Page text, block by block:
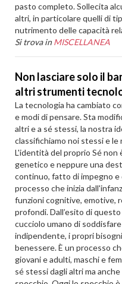
pasto completo. Sollecita
altri, in particolare quelli di
nutrimento delle capacità
Si trova in MISCELLANEA
Non lasciare solo il
altri strumenti
La tecnologia ha cambiato
e modi di pensare. Sta
altri e a sé stessi, la nostra
classifichiamo noi stessi e le
L'identità del proprio Sé non
genetico e neppure una
continuo, fatto di impegno e
processo che inizia
funzioni cognitive, emotive,
profondi. Dall’esito di
cucciolo umano di
indipendente, i propri
benessere. È un processo
giovani e adulti, maschi e
sé stessi dagli altri ma